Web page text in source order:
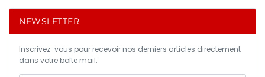
NEWSLETTER
Inscrivez-vous pour recevoir nos derniers articles directement
dans votre boîte mail.